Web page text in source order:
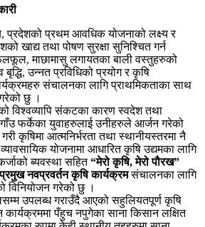
प्रदेशको प्रथम आवधिक योजनाको लक्ष्य र
खाद्य तथा पोषण सुरक्षा सुनिश्चित गर्न
माछामासु लगायतका बाली वस्तुहरुको
बृद्धि, उन्नत प्रविधिको प्रयोग र कृषि
संचालनका लागि प्राथमिकताका साथ
छु ।
विश्वव्यापि संकटका कारण स्वदेश तथा
फर्केका युवाहरुलाई उनीहरुले आर्जन गरेको
कृषिमा आत्मनिर्भरता तथा स्थानीयस्तरमा नै
व्यावसायिक योजनामा आधारित कृषि उद्यमका लागि
ब्यवस्था सहित“मेरो कृषि,मेरो पौरख”
नवप्रवर्तन कृषि कार्यक्रमसंचालनका लागि
गरेको छु ।
उपलब्ध गराउँदै आएको सहुलियतपूर्ण कृषि
कार्यक्रममा पँहुच नपुगेका साना किसान लक्षित